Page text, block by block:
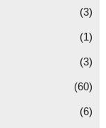
(3)
(1)
(3)
(60)
(6)